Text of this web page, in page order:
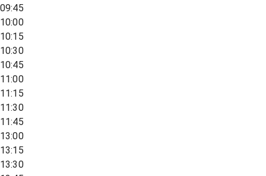
09:45
10:00
10:15
10:30
10:45
11:00
11:15
11:30
11:45
13:00
13:15
13:30